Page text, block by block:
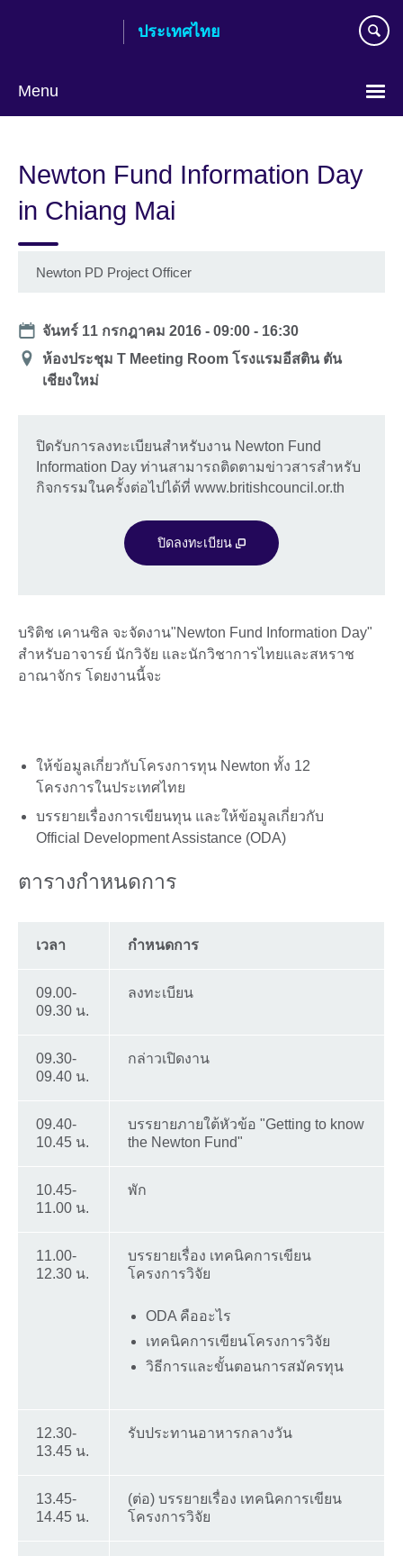
ประเทศไทย
Menu
Newton Fund Information Day
in Chiang Mai
Newton PD Project Officer
Date
จันทร์ 11 กรกฎาคม 2016 -09:00 - 16:30
สถาน
ที่
ห้องประชุม T Meeting Room โรงแรมอีสติน ตัน
เชียงใหม่
ปิดรับการลงทะเบียนสำหรับงาน Newton Fund
Information Day ท่านสามารถติดตามข่าวสารสำหรับ
กิจกรรมในครั้งต่อไปได้ที่ www.britishcouncil.or.th
ปิดลงทะเบียน
บริติช เคานซิล จะจัดงาน"Newton Fund Information Day"
สำหรับอาจารย์ นักวิจัย และนักวิชาการไทยและสหราช
อาณาจักร โดยงานนี้จะ
ให้ข้อมูลเกี่ยวกับโครงการทุน Newton ทั้ง 12
โครงการในประเทศไทย
บรรยายเรื่องการเขียนทุน และให้ข้อมูลเกี่ยวกับ
Official Development Assistance (ODA)
ตารางกำหนดการ
เวลา กำหนดการ
09.00-
09.30 น.
ลงทะเบียน
09.30-
09.40 น.
กล่าวเปิดงาน
09.40-
10.45 น.
บรรยายภายใต้หัวข้อ "Getting to know
the Newton Fund"
10.45-
11.00 น.
พัก
11.00-
12.30 น.
บรรยายเรื่อง เทคนิคการเขียน
โครงการวิจัย
ODA คืออะไร
เทคนิคการเขียนโครงการวิจัย
วิธีการและขั้นตอนการสมัครทุน
12.30-
13.45 น.
รับประทานอาหารกลางวัน
13.45-
14.45 น.
(ต่อ) บรรยายเรื่อง เทคนิคการเขียน
โครงการวิจัย